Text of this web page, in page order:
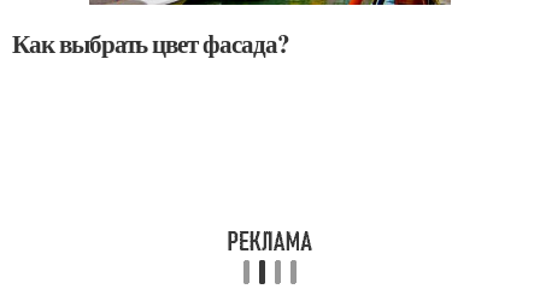
Как выбрать цвет фасада?